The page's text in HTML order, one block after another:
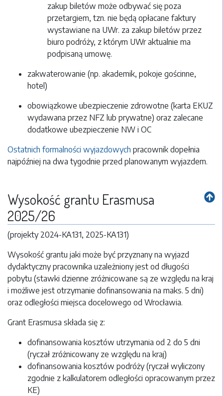
zakup biletów może odbywać się poza
przetargiem, tzn. nie będą opłacane faktury
wystawiane na UWr. za zakup biletów przez
biuro podróży, z którym UWr aktualnie ma
podpisaną umowę.
zakwaterowanie (np. akademik, pokoje gościnne,
hotel)
obowiązkowe ubezpieczenie zdrowotne (karta EKUZ
wydawana przez NFZ lub prywatne) oraz zalecane
dodatkowe ubezpieczenie NW i OC
Ostatnich formalności wyjazdowych pracownik dopełnia
najpóźniej na dwa tygodnie przed planowanym wyjazdem.
Wysokość grantu Erasmusa
2025/26
(projekty 2024-KA131, 2025-KA131)
Wysokość grantu jaki może być przyznany na wyjazd
dydaktyczny pracownika uzależniony jest od długości
pobytu (stawki dzienne zróżnicowane są ze względu na kraj
i możliwe jest otrzymanie dofinansowania na maks. 5 dni)
oraz odległości miejsca docelowego od Wrocławia.
Grant Erasmusa składa się z:
dofinansowania kosztów utrzymania od 2 do 5 dni
(ryczał zróżnicowany ze względu na kraj)
dofinansowania kosztów podróży (ryczał wyliczony
zgodnie z kalkulatorem odległości opracowanym przez
KE)